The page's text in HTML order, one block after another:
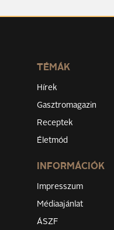
TÉMÁK
Hírek
Gasztromagazin
Receptek
Életmód
INFORMÁCIÓK
Impresszum
Médiaajánlat
ÁSZF